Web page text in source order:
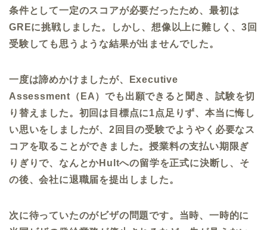
条件として一定のスコアが必要だったため、最初は
GREに挑戦しました。しかし、想像以上に難しく、3 回
受験しても思うような結果が出ませんでした。
一度は諦めかけましたが、
Executive
Assessment （ EA）でも出願できると聞き、試験を切
り替えました。初回は目標点に1点足りず、本当に悔し
い思いをしましたが、 2 回目の受験でようやく必要なス
コアを取ることができました。授業料の支払い期限ぎ
りぎりで、なんとかHultへの留学を正式に決断し、そ
の後、会社に退職届を提出しました。
次に待っていたのがビザの問題です。当時、一時的に